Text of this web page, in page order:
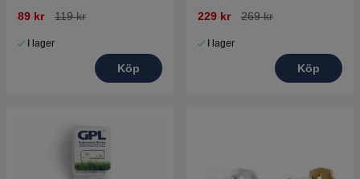
89 kr 119 kr
I lager
Köp
229 kr 269 kr
I lager
Köp